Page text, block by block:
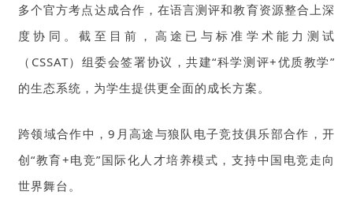
多个官方考点达成合作，在语言测评和教育资源整合上深
度协同。截至目前，高途已与标准学术能力测试
（CSSAT）组委会签署协议，共建“科学测评+优质教学”
的生态系统，为学生提供更全面的成长方案。
跨领域合作中，9月高途与狼队电子竞技俱乐部合作，开
创“教育+电竞”国际化人才培养模式，支持中国电竞走向
世界舞台。